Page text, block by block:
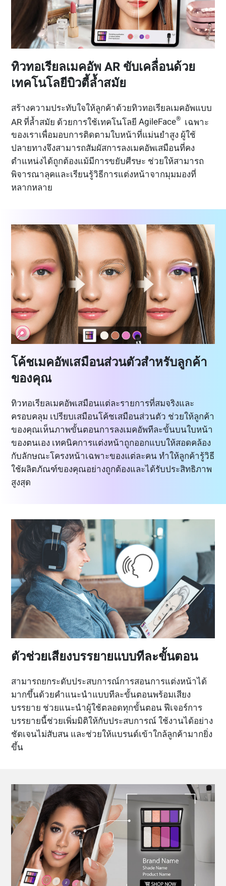
ทิวทอเรียลเมคอัพ AR ขับเคลื่อนด้วย
เทคโนโลยีบิวตี้ล้ำสมัย
สร้างความประทับใจให้ลูกค้าด้วยทิวทอเรียลเมคอัพแบบ
AR ที่ล้ำสมัย ด้วยการใช้เทคโนโลยีAgileFace®
เฉพาะ
ของเราเพื่อมอบการติดตามใบหน้าที่แม่นยำสูง ผู้ใช้
ปลายทางจึงสามารถสัมผัสการลงเมคอัพเสมือนที่คง
ตำแหน่งได้ถูกต้องแม้มีการขยับศีรษะ ช่วยให้สามารถ
พิจารณาลุคและเรียนรู้วิธีการแต่งหน้าจากมุมมองที่
หลากหลาย
โค้ชเมคอัพเสมือนส่วนตัวสำหรับลูกค้า
ของคุณ
ทิวทอเรียลเมคอัพเสมือนแต่ละรายการที่สมจริงและ
ครอบคลุม เปรียบเสมือนโค้ชเสมือนส่วนตัว ช่วยให้ลูกค้า
ของคุณเห็นภาพขั้นตอนการลงเมคอัพทีละขั้นบนใบหน้า
ของตนเอง เทคนิคการแต่งหน้าถูกออกแบบให้สอดคล้อง
กับลักษณะโครงหน้าเฉพาะของแต่ละคน ทำให้ลูกค้ารู้วิธี
ใช้ผลิตภัณฑ์ของคุณอย่างถูกต้องและได้รับประสิทธิภาพ
สูงสุด
ตัวช่วยเสียงบรรยายแบบทีละขั้นตอน
สามารถยกระดับประสบการณ์การสอนการแต่งหน้าได้
มากขึ้นด้วยคำแนะนำแบบทีละขั้นตอนพร้อมเสียง
บรรยาย ช่วยแนะนำผู้ใช้ตลอดทุกขั้นตอน ฟีเจอร์การ
บรรยายนี้ช่วยเพิ่มมิติให้กับประสบการณ์ ใช้งานได้อย่าง
ชัดเจนไม่สับสน และช่วยให้แบรนด์เข้าใกล้ลูกค้ามากยิ่ง
ขึ้น